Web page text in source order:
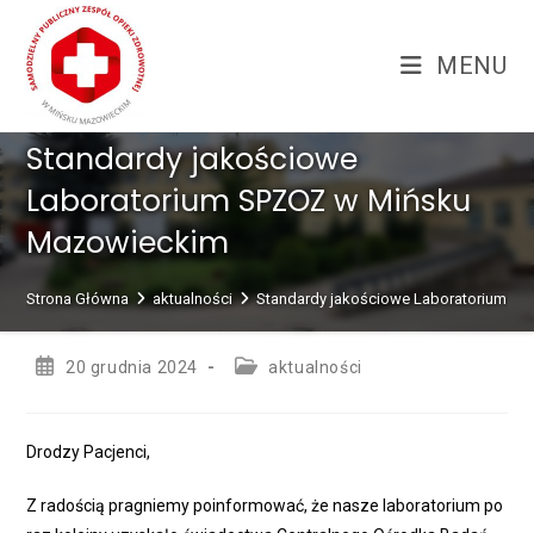
treści
content
MENU
Standardy jakościowe
Laboratorium SPZOZ w Mińsku
Mazowieckim
Strona Główna aktualności Standardy jakościowe Laboratorium
Post20 grudnia 2024
Postaktualności
Drodzy Pacjenci,
Z radością pragniemy poinformować, że nasze laboratorium po